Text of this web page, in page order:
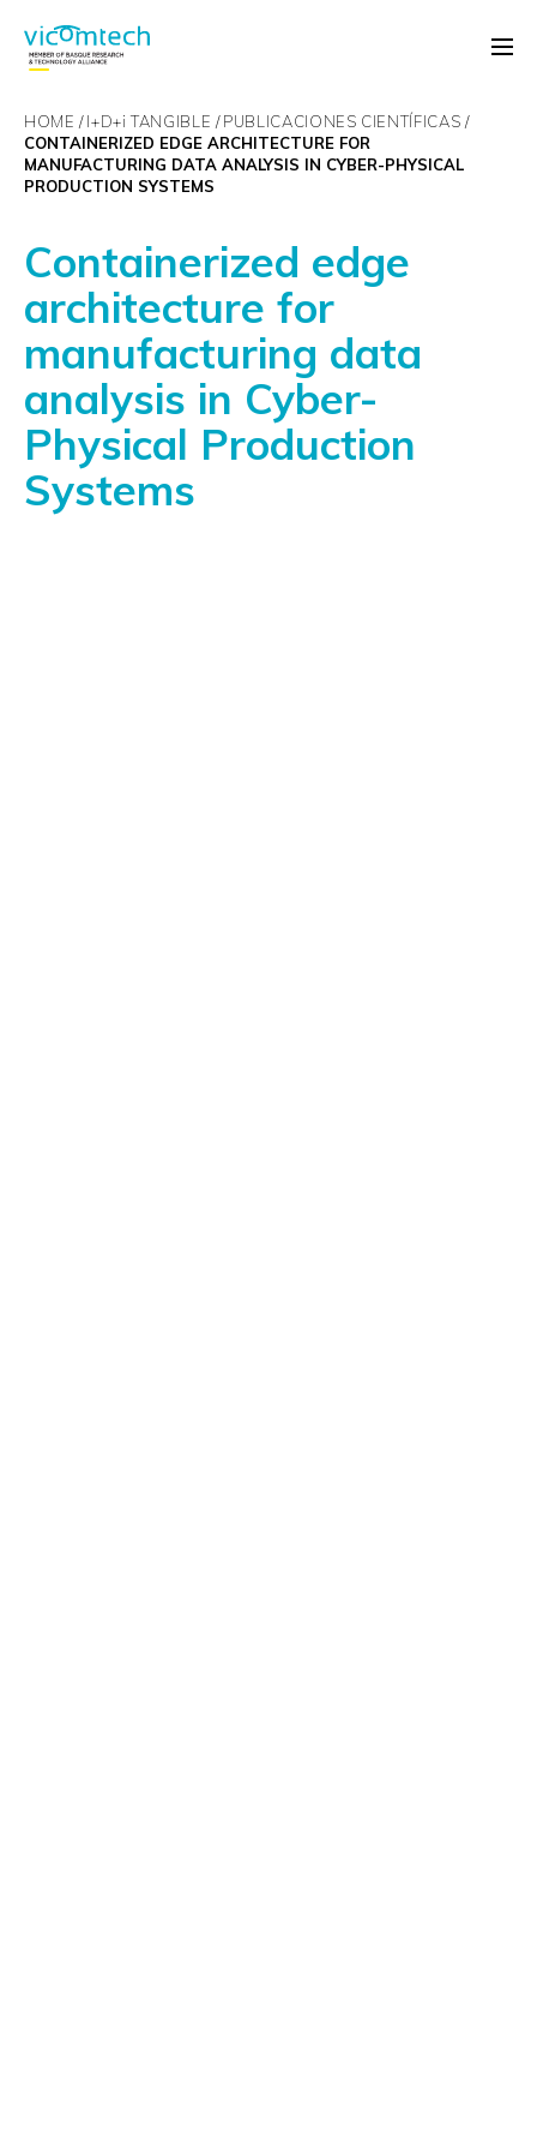
HOME I+D+i TANGIBLE PUBLICACIONES CIENTÍFICAS
CONTAINERIZED EDGE ARCHITECTURE FOR
MANUFACTURING DATA ANALYSIS IN CYBER-PHYSICAL
PRODUCTION SYSTEMS
Containerized edge
architecture for
manufacturing data
analysis in Cyber-
Physical Production
Systems